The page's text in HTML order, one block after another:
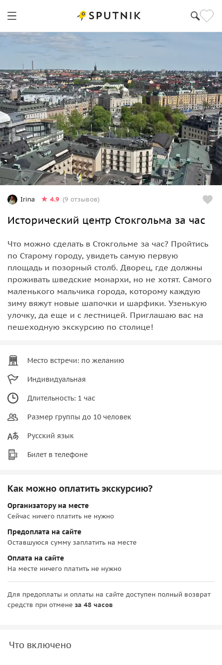
Irina 4.9 (9 отзывов)
Исторический центр Стокгольма за час
Что можно сделать в Стокгольме за час? Пройтись
по Старому городу, увидеть самую первую
площадь и позорный столб. Дворец, где должны
проживать шведские монархи, но не хотят. Самого
маленького мальчика города, которому каждую
зиму вяжут новые шапочки и шарфики. Узенькую
улочку, да еще и с лестницей. Приглашаю вас на
пешеходную экскурсию по столице!
Место встречи: по желанию
Индивидуальная
Длительность: 1 час
Размер группы до 10 человек
Русский язык
Билет в телефоне
Как можно оплатить экскурсию?
Организатору на месте
Сейчас ничего платить не нужно
Предоплата на сайте
Оставшуюся сумму заплатить на месте
Оплата на сайте
На месте ничего платить не нужно
Для предоплаты и оплаты на сайте доступен полный возврат
средств при отмене за 48 часов
Что включено